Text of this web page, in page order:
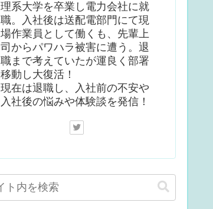
理系大学を卒業し電力会社に就
職。入社後は送配電部門にて現
場作業員として働くも、先輩上
司からパワハラ被害に遭う。退
職まで考えていたが運良く部署
移動し大復活！
現在は退職し、入社前の不安や
入社後の悩みや体験談を発信！